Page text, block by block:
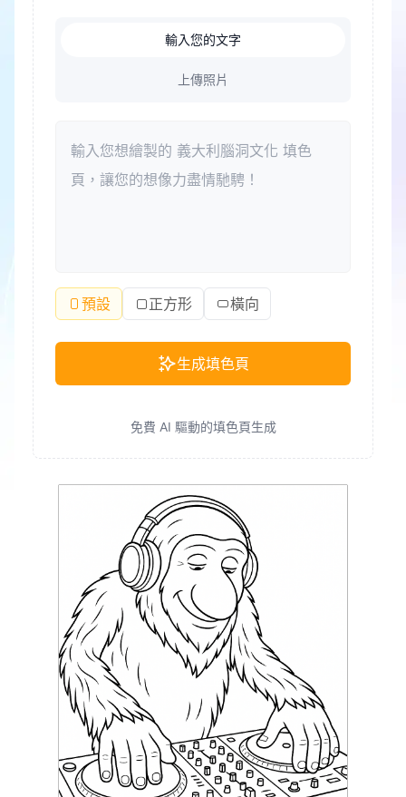
輸入您的文字
上傳照片
預設 正方形 橫向
生成填色頁
免費 AI 驅動的填色頁生成